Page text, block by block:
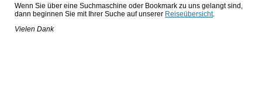
Wenn Sie über eine Suchmaschine oder Bookmark zu uns gelangt sind,
dann beginnen Sie mit Ihrer Suche auf unserer Reiseübersicht.
Vielen Dank